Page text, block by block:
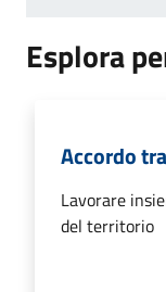
Esplora
Accordo
Lavorare
del territorio